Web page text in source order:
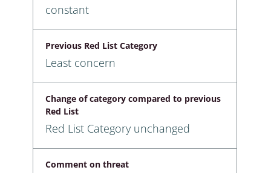
constant
Previous Red List Category
Least concern
Change of category compared to previous
Red List
Red List Category unchanged
Comment on threat